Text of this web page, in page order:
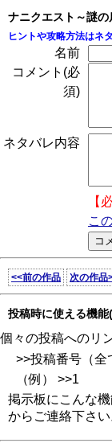
ナニクエスト～謎
ヒントや攻略方法はネ
名前
コメント(必
須)
ネタバレ内容
【
こ
<<前の作品 次の作品
投稿時に使える機
個々の投稿へのリ
>>投稿番号（全
（例） >>1
掲示板にこんな
からご連絡下さい